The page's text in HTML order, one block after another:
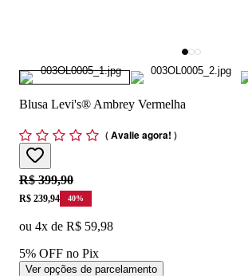
Blusa Levi's® Ambrey Vermelha
(Avalie agora! )
Original price:
R$ 399,90
Price:
R$ 239,94 40%
ou 4x de R$ 59,98
5% OFF no Pix
Ver opções de parcelamento